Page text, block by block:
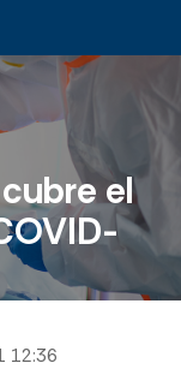
el
12:36